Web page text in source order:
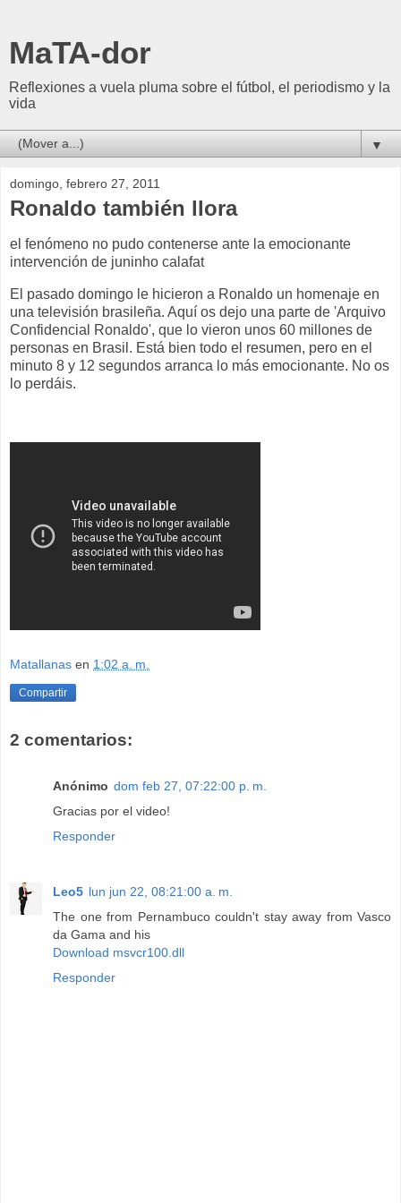
MaTA-dor
Reflexiones a vuela pluma sobre el fútbol, el periodismo y la
vida
▼
domingo, febrero 27, 2011
Ronaldo también llora
el fenómeno no pudo contenerse ante la emocionante
intervención de juninho calafat
El pasado domingo le hicieron a Ronaldo un homenaje en
una televisión brasileña. Aquí os dejo una parte de 'Arquivo
Confidencial Ronaldo', que lo vieron unos 60 millones de
personas en Brasil. Está bien todo el resumen, pero en el
minuto 8 y 12 segundos arranca lo más emocionante. No os
lo perdáis.
Matallanas en 1:02 a. m.
Compartir
2 comentarios:
Anónimo dom feb 27, 07:22:00 p. m.
Gracias por el video!
Responder
Leo5 lun jun 22, 08:21:00 a. m.
The one from Pernambuco couldn't stay away from Vasco
da Gama and his
Download msvcr100.dll
Responder